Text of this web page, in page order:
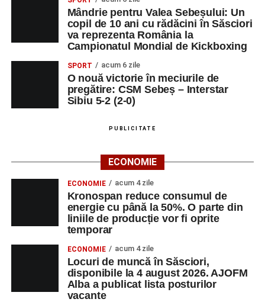
Mândrie pentru Valea Sebeșului: Un
copil de 10 ani cu rădăcini în Săsciori
va reprezenta România la
Campionatul Mondial de Kickboxing
SPORT acum 6 zile
O nouă victorie în meciurile de
pregătire: CSM Sebeș – Interstar
Sibiu 5-2 (2-0)
PUBLICITATE
ECONOMIE
ECONOMIE acum 4 zile
Kronospan reduce consumul de
energie cu până la 50%. O parte din
liniile de producție vor fi oprite
temporar
ECONOMIE acum 4 zile
Locuri de muncă în Săsciori,
disponibile la 4 august 2026. AJOFM
Alba a publicat lista posturilor
vacante